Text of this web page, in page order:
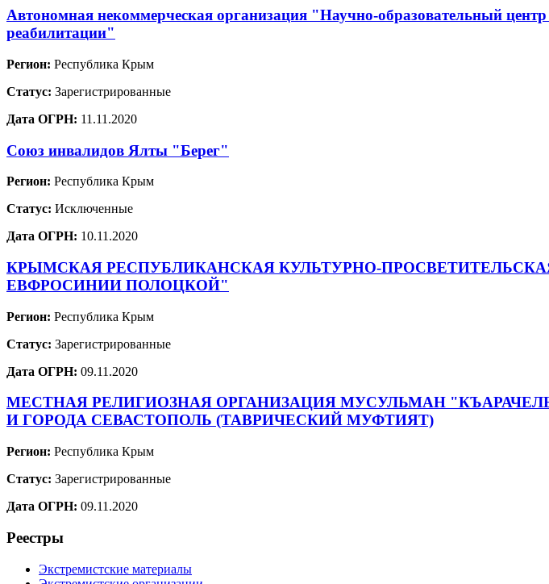
Автономная некоммерческая организация "Научно-образовательный
реабилитации"
Регион: Республика Крым
Статус: Зарегистрированные
Дата ОГРН: 11.11.2020
Союз инвалидов Ялты "Берег"
Регион: Республика Крым
Статус: Исключенные
Дата ОГРН: 10.11.2020
КРЫМСКАЯ РЕСПУБЛИКАНСКАЯ КУЛЬТУРНО-
ЕВФРОСИНИИ ПОЛОЦКОЙ"
Регион: Республика Крым
Статус: Зарегистрированные
Дата ОГРН: 09.11.2020
МЕСТНАЯ РЕЛИГИОЗНАЯ ОРГАНИЗАЦИЯ МУСУЛЬМАН
И ГОРОДА СЕВАСТОПОЛЬ (ТАВРИЧЕСКИЙ МУФТИЯТ)
Регион: Республика Крым
Статус: Зарегистрированные
Дата ОГРН: 09.11.2020
Реестры
Экстремистские материалы